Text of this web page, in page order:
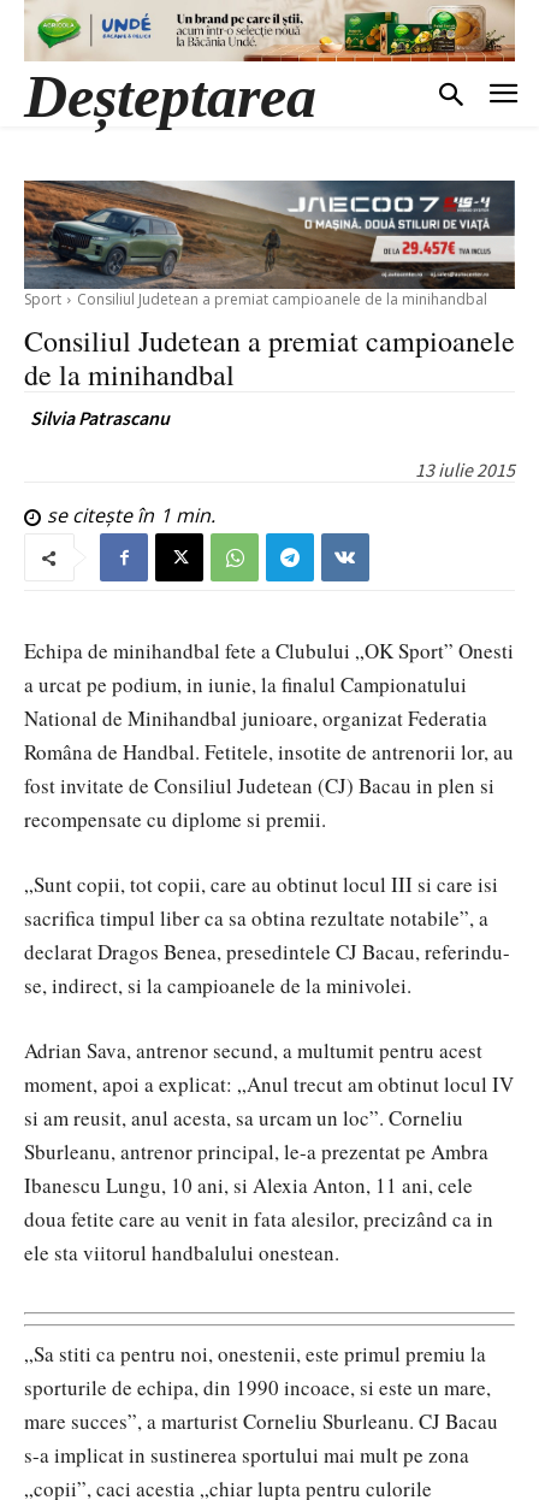
Deșteptarea
Sport Consiliul Judetean a premiat campioanele de la minihandbal
Consiliul Judetean a premiat campioanele
de la minihandbal
Silvia Patrascanu
13 iulie 2015
se citește în 1 min.
Echipa de minihandbal fete a Clubului „OK Sport” Onesti
a urcat pe podium, in iunie, la finalul Campionatului
National de Minihandbal junioare, organizat Federatia
Româna de Handbal. Fetitele, insotite de antrenorii lor, au
fost invitate de Consiliul Judetean (CJ) Bacau in plen si
recompensate cu diplome si premii.
„Sunt copii, tot copii, care au obtinut locul III si care isi
sacrifica timpul liber ca sa obtina rezultate notabile”, a
declarat Dragos Benea, presedintele CJ Bacau, referindu-
se, indirect, si la campioanele de la minivolei.
Adrian Sava, antrenor secund, a multumit pentru acest
moment, apoi a explicat: „Anul trecut am obtinut locul IV
si am reusit, anul acesta, sa urcam un loc”. Corneliu
Sburleanu, antrenor principal, le-a prezentat pe Ambra
Ibanescu Lungu, 10 ani, si Alexia Anton, 11 ani, cele
doua fetite care au venit in fata alesilor, precizând ca in
ele sta viitorul handbalului onestean.
„Sa stiti ca pentru noi, onestenii, este primul premiu la
sporturile de echipa, din 1990 incoace, si este un mare,
mare succes”, a marturist Corneliu Sburleanu. CJ Bacau
s-a implicat in sustinerea sportului mai mult pe zona
„copii”, caci acestia „chiar lupta pentru culorile